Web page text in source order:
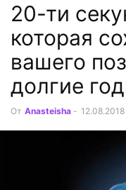
20-ти
которая
вашего
долгие
От Anasteisha - 12.08.2018